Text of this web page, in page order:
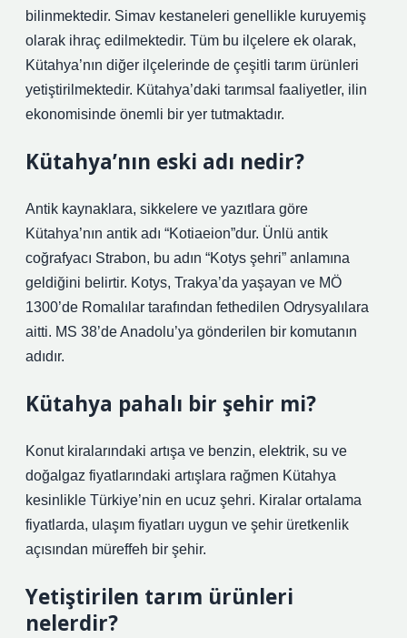
bilinmektedir. Simav kestaneleri genellikle kuruyemiş
olarak ihraç edilmektedir. Tüm bu ilçelere ek olarak,
Kütahya’nın diğer ilçelerinde de çeşitli tarım ürünleri
yetiştirilmektedir. Kütahya’daki tarımsal faaliyetler, ilin
ekonomisinde önemli bir yer tutmaktadır.
Kütahya’nın eski adı nedir?
Antik kaynaklara, sikkelere ve yazıtlara göre
Kütahya’nın antik adı “Kotiaeion”dur. Ünlü antik
coğrafyacı Strabon, bu adın “Kotys şehri” anlamına
geldiğini belirtir. Kotys, Trakya’da yaşayan ve MÖ
1300’de Romalılar tarafından fethedilen Odrysyalılara
aitti. MS 38’de Anadolu’ya gönderilen bir komutanın
adıdır.
Kütahya pahalı bir şehir mi?
Konut kiralarındaki artışa ve benzin, elektrik, su ve
doğalgaz fiyatlarındaki artışlara rağmen Kütahya
kesinlikle Türkiye’nin en ucuz şehri. Kiralar ortalama
fiyatlarda, ulaşım fiyatları uygun ve şehir üretkenlik
açısından müreffeh bir şehir.
Yetiştirilen tarım ürünleri
nelerdir?